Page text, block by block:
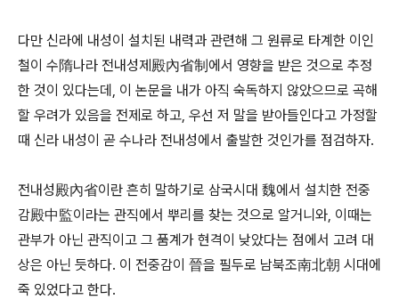
다만 신라에 내성이 설치된 내력과 관련해 그 원류로 타계한 이인
철이 수隋나라 전내성제殿內省制에서 영향을 받은 것으로 추정
한 것이 있다는데, 이 논문을 내가 아직 숙독하지 않았으므로 곡해
할 우려가 있음을 전제로 하고, 우선 저 말을 받아들인다고 가정할
때 신라 내성이 곧 수나라 전내성에서 출발한 것인가를 점검하자.
전내성殿內省이란 흔히 말하기로 삼국시대 魏에서 설치한 전중
감殿中監이라는 관직에서 뿌리를 찾는 것으로 알거니와, 이때는
관부가 아닌 관직이고 그 품계가 현격이 낮았다는 점에서 고려 대
상은 아닌 듯하다. 이 전중감이 晉을 필두로 남북조南北朝 시대에
죽 있었다고 한다.